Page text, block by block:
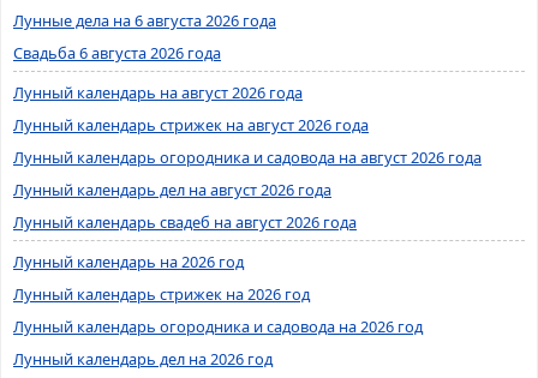
Лунные дела на 6 августа 2026 года
Свадьба 6 августа 2026 года
Лунный календарь на август 2026 года
Лунный календарь стрижек на август 2026 года
Лунный календарь огородника и садовода на август 2026 года
Лунный календарь дел на август 2026 года
Лунный календарь свадеб на август 2026 года
Лунный календарь на 2026 год
Лунный календарь стрижек на 2026 год
Лунный календарь огородника и садовода на 2026 год
Лунный календарь дел на 2026 год